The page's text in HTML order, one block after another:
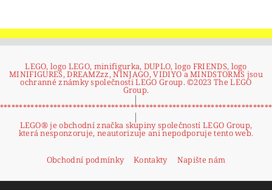
LEGO, logo LEGO, minifigurka, DUPLO, logo FRIENDS, logo
MINIFIGURES, DREAMZzz, NINJAGO, VIDIYO a MINDSTORMS jsou
ochranné známky společnosti LEGO Group. ©2023 The LEGO
Group.
|
|
LEGO® je obchodní značka skupiny společností LEGO Group,
která nesponzoruje, neautorizuje ani nepodporuje tento web.
Obchodní podmínky Kontakty Napište nám